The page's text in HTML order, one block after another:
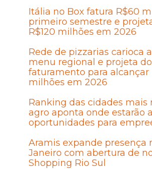
Itália no Box fatura R$60
primeiro semestre e
R$120 milhões em 2026
Rede de pizzarias carioca
menu regional e projeta
faturamento para alcançar
milhões em 2026
Ranking das cidades mais
agro aponta onde estarão
oportunidades para
Aramis expande presença
Janeiro com abertura de
Shopping Rio Sul